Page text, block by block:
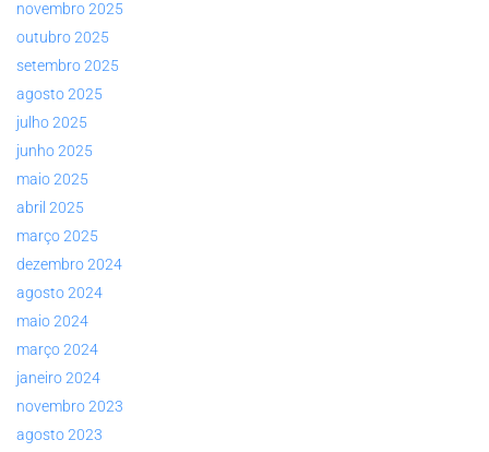
novembro 2025
outubro 2025
setembro 2025
agosto 2025
julho 2025
junho 2025
maio 2025
abril 2025
março 2025
dezembro 2024
agosto 2024
maio 2024
março 2024
janeiro 2024
novembro 2023
agosto 2023